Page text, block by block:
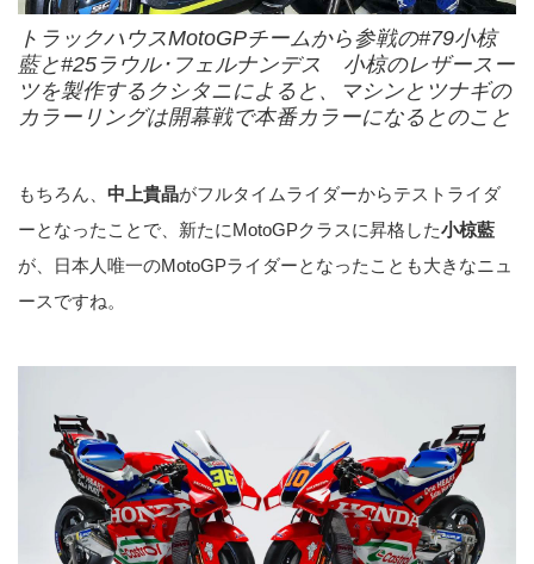
トラックハウスMotoGPチームから参戦の#79小椋
藍と#25ラウル･フェルナンデス 小椋のレザースー
ツを製作するクシタニによると、マシンとツナギの
カラーリングは開幕戦で本番カラーになるとのこと
もちろん、 中上貴晶がフルタイムライダーからテストライダ
ーとなったことで、新たにMotoGPクラスに昇格した小椋藍
が、日本人唯一のMotoGPライダーとなったことも大きなニュ
ースですね。